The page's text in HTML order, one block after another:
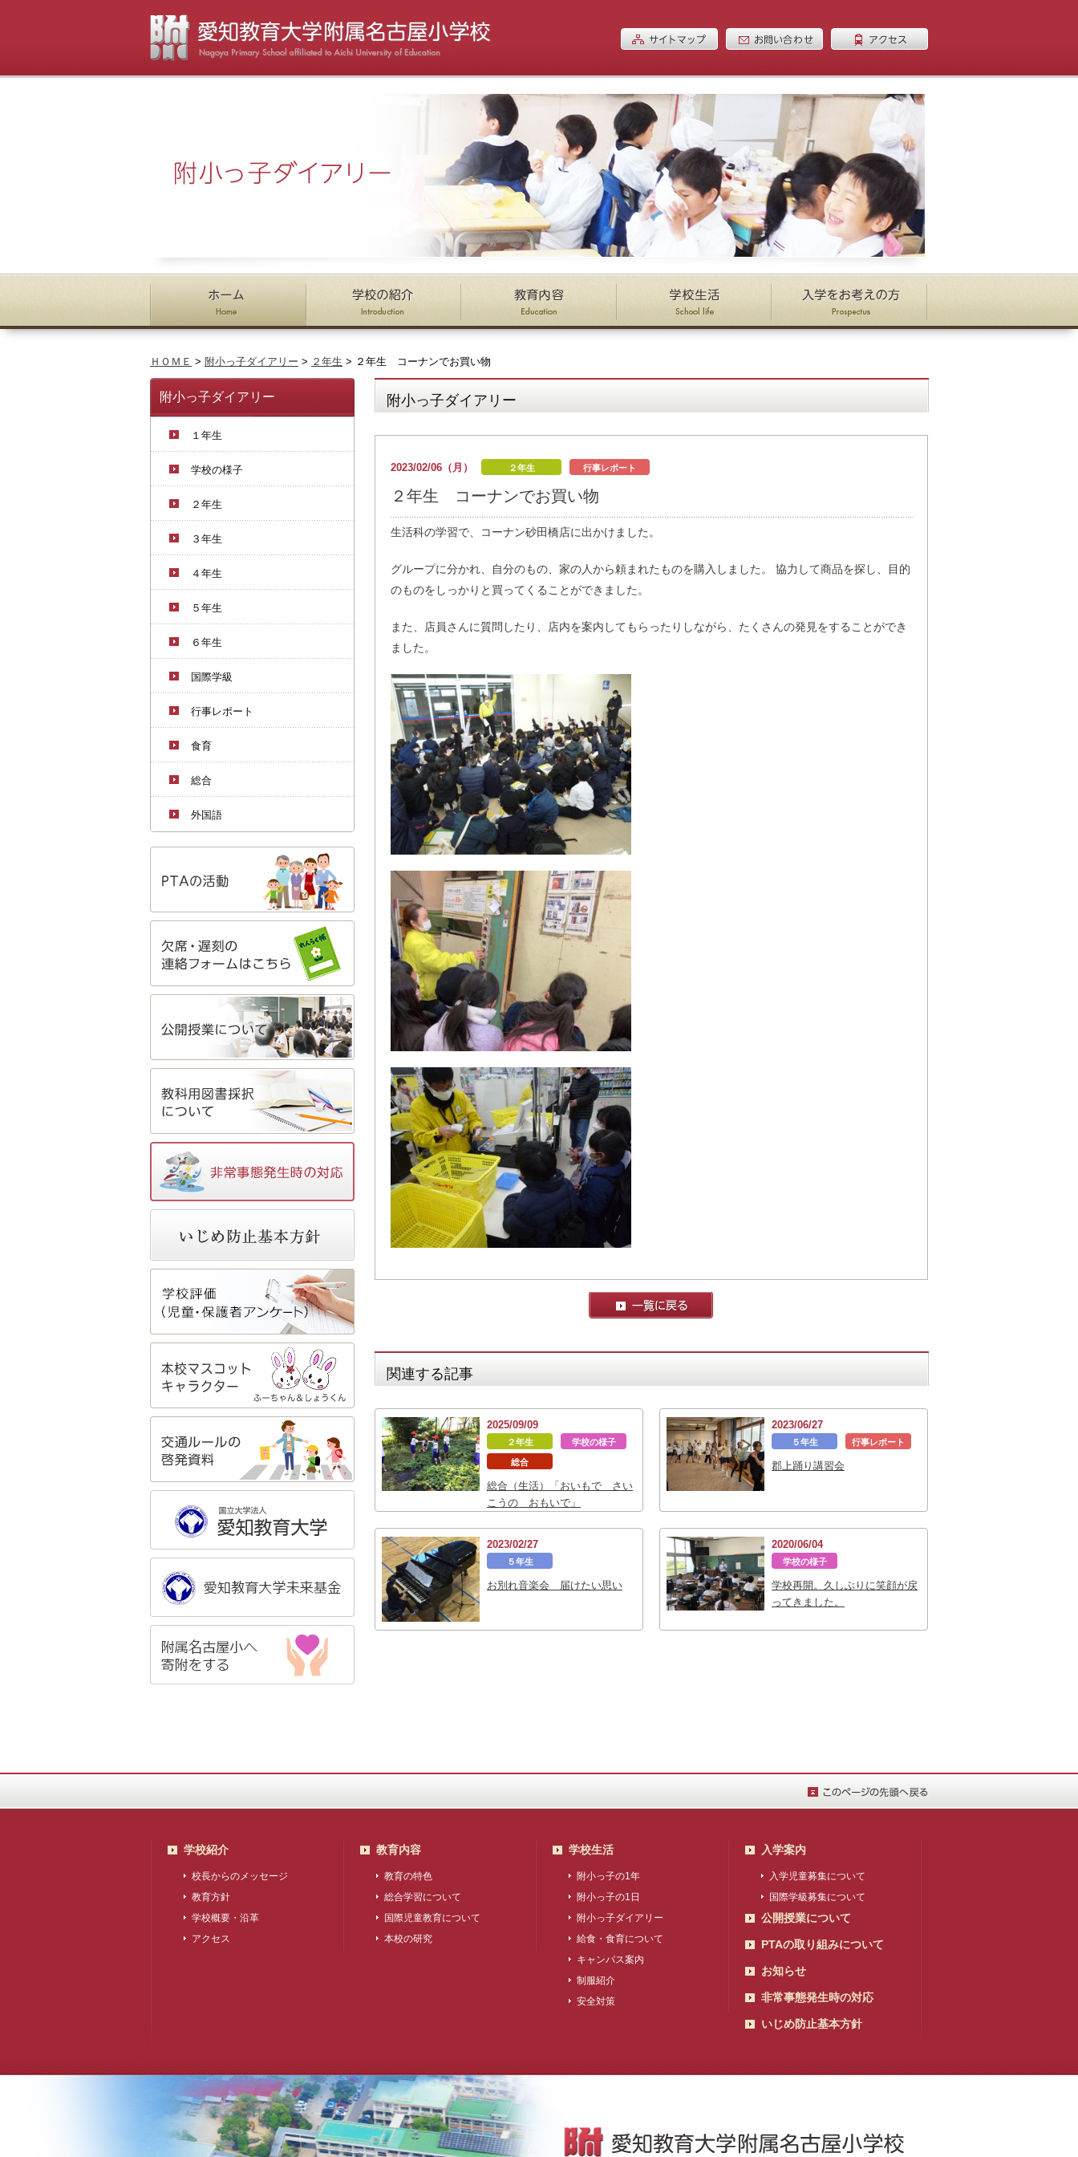
ＨＯＭＥ > 附小っ子ダイアリー > ２年生 > ２年生 コーナンでお買い物
附小っ子ダイアリー
１年生
学校の様子
２年生
３年生
４年生
５年生
６年生
国際学級
行事レポート
食育
総合
外国語
附小っ子ダイアリー
2023/02/06（月） ２年生 行事レポート
２年生 コーナンでお買い物
生活科の学習で、コーナン砂田橋店に出かけました。
グループに分かれ、自分のもの、家の人から頼まれたものを購入しました。 協力して商品を探し、目的
のものをしっかりと買ってくることができました。
また、店員さんに質問したり、店内を案内してもらったりしながら、たくさんの発見をすることができ
ました。
関連する記事
2025/09/09
２年生 学校の様子
総合
総合（生活）「おいもで さい
こうの おもいで」
2023/06/27
５年生 行事レポート
郡上踊り講習会
2023/02/27
５年生
お別れ音楽会 届けたい思い
2020/06/04
学校の様子
学校再開。久しぶりに笑顔が戻
ってきました。
学校紹介
校長からのメッセージ
教育方針
学校概要・沿革
アクセス
教育内容
教育の特色
総合学習について
国際児童教育について
本校の研究
学校生活
附小っ子の1年
附小っ子の1日
附小っ子ダイアリー
給食・食育について
キャンパス案内
制服紹介
安全対策
入学案内
入学児童募集について
国際学級募集について
公開授業について
PTAの取り組みについて
お知らせ
非常事態発生時の対応
いじめ防止基本方針